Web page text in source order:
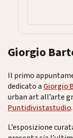
Giorgio
Il primo
dedicato aGiorgio
urban art all’arte
Puntidivistastudio.
L’esposizione